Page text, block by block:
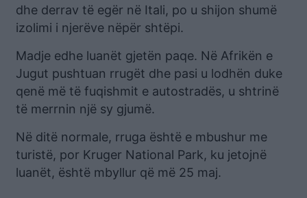
dhe derrav të egër në Itali, po u shijon shumë
izolimi i njerëve nëpër shtëpi.
Madje edhe luanët gjetën paqe. Në Afrikën e
Jugut pushtuan rrugët dhe pasi u lodhën duke
qenë më të fuqishmit e autostradës, u shtrinë
të merrnin një sy gjumë.
Në ditë normale, rruga është e mbushur me
turistë, por Kruger National Park, ku jetojnë
luanët, është mbyllur që më 25 maj.